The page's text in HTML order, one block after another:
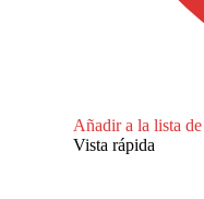
Añadir a la lista de
Vista rápida